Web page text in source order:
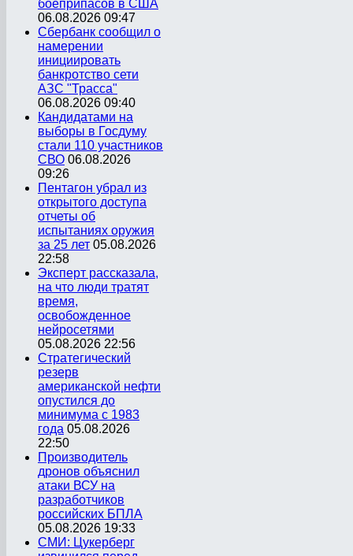
боеприпасов в США
06.08.2026 09:47
Сбербанк сообщил о
намерении
инициировать
банкротство сети
АЗС "Трасса"
06.08.2026 09:40
Кандидатами на
выборы в Госдуму
стали 110 участников
СВО 06.08.2026
09:26
Пентагон убрал из
открытого доступа
отчеты об
испытаниях оружия
за 25 лет 05.08.2026
22:58
Эксперт рассказала,
на что люди тратят
время,
освобожденное
нейросетями
05.08.2026 22:56
Стратегический
резерв
американской нефти
опустился до
минимума с 1983
года 05.08.2026
22:50
Производитель
дронов объяснил
атаки ВСУ на
разработчиков
российских БПЛА
05.08.2026 19:33
СМИ: Цукерберг